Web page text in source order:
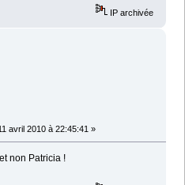
IP archivée
avril 2010 à 22:45:41 »
non Patricia !